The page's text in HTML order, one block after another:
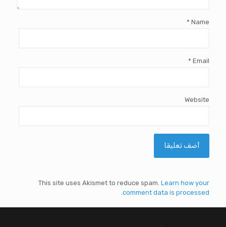
Name
*
Email
*
Website
This site uses Akismet to reduce spam. Learn how your
comment data is processed.